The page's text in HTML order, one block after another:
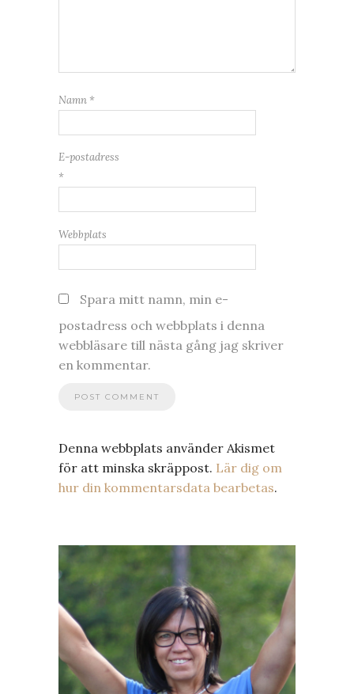
Namn *
E-postadress
*
Webbplats
Spara mitt namn, min e-
postadress och webbplats i denna
webbläsare till nästa gång jag skriver
en kommentar.
Denna webbplats använder Akismet
för att minska skräppost. Lär dig om
hur din kommentarsdata bearbetas.